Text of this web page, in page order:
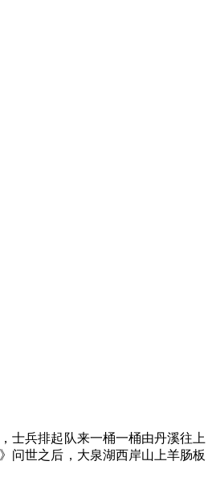
士兵排起队来一桶一桶由丹溪往上
问世之后， 大泉湖西岸山上羊肠板